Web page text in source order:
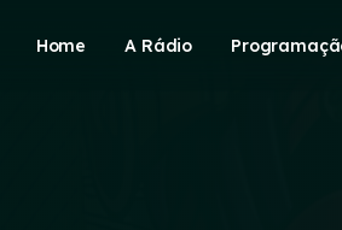
Home A Rádio